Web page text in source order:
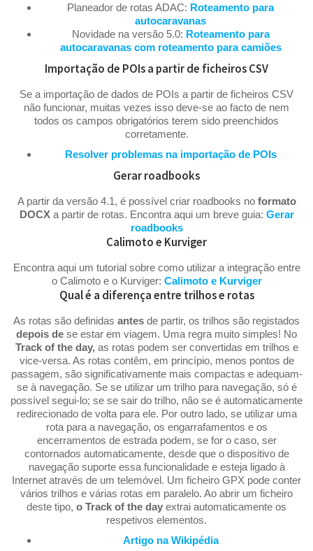
Planeador de rotas ADAC: Roteamento para
autocaravanas
Novidade na versão 5.0: Roteamento para
autocaravanas com roteamento para camiões
Importação de POIs a partir de ficheiros CSV
Se a importação de dados de POIs a partir de ficheiros CSV
não funcionar, muitas vezes isso deve-se ao facto de nem
todos os campos obrigatórios terem sido preenchidos
corretamente.
Resolver problemas na importação de POIs
Gerar roadbooks
A partir da versão 4.1, é possível criar roadbooks no formato
DOCXa partir de rotas. Encontra aqui um breve guia: Gerar
roadbooks
Calimoto e Kurviger
Encontra aqui um tutorial sobre como utilizar a integração entre
o Calimoto e o Kurviger: Calimoto e Kurviger
Qual é a diferença entre trilhos e rotas
As rotas são definidas antes de partir, os trilhos são registados
depois de se estar em viagem. Uma regra muito simples! No
Track of the day,as rotas podem ser convertidas em trilhos e
vice-versa. As rotas contêm, em princípio, menos pontos de
passagem, são significativamente mais compactas e adequam-
se à navegação. Se se utilizar um trilho para navegação, só é
possível segui-lo; se se sair do trilho, não se é automaticamente
redirecionado de volta para ele. Por outro lado, se utilizar uma
rota para a navegação, os engarrafamentos e os
encerramentos de estrada podem, se for o caso, ser
contornados automaticamente, desde que o dispositivo de
navegação suporte essa funcionalidade e esteja ligado à
Internet através de um telemóvel. Um ficheiro GPX pode conter
vários trilhos e várias rotas em paralelo. Ao abrir um ficheiro
deste tipo, o Track of the day extrai automaticamente os
respetivos elementos.
Artigo na Wikipédia